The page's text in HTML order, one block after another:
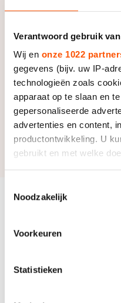
Verantwoord gebruik
Wij en onze 1022
gegevens (bijv. uw IP-
technologieën zoals
apparaat op te slaan en
gepersonaliseerde
advertenties en content,
productontwikkeling. U
gebruikt en met welke
Informatie
Uw apparaat
op specifieke
verwerkt en stel uw
Noodzakelijk
Voorkeuren
Statistieken
Deelnemers kunnen
https://
Programma
Zondag 7 juni
10:00 | Start wedstrijd
15:00 | Einde wedstrijd
Uitslagen
Alle uitslagen zijn na
uitslagenpagina.
evenementen